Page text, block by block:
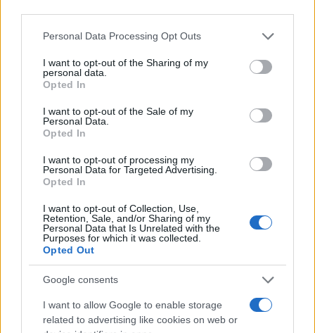
Please note that this website/app uses one or more Google
not limited to your visit or usage behaviour. You may click to
grant or deny consent to Google and its third-party tags to
use your data for below specified purposes in below Google
consent section.
Personal Data Processing Opt Outs
I want to opt-out of the Sharing of my
personal data.
Opted In
I want to opt-out of the Sale of my
Personal Data.
Opted In
I want to opt-out of processing my
Personal Data for Targeted Advertising.
Opted In
I want to opt-out of Collection, Use,
Retention, Sale, and/or Sharing of my
Personal Data that Is Unrelated with the
Purposes for which it was collected.
Opted Out
Google consents
I want to allow Google to enable storage
related to advertising like cookies on web or
AJÁNLOTT VIDEÓK